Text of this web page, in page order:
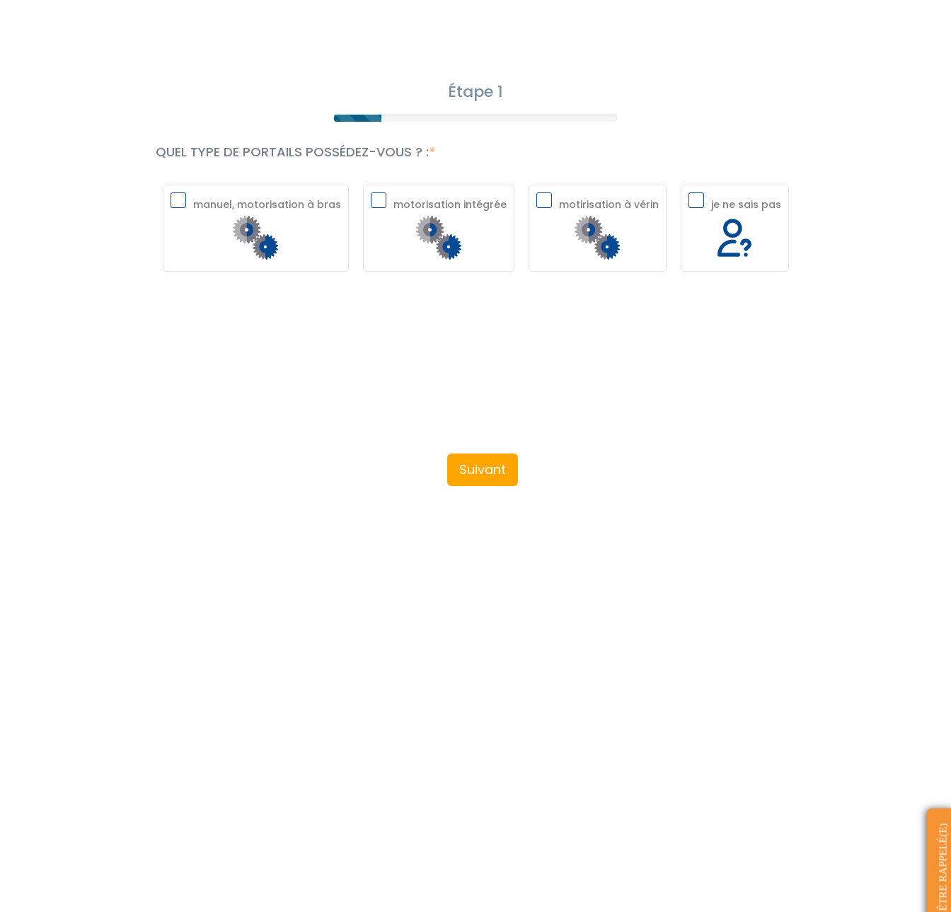
Étape 1
QUEL TYPE DE PORTAILS POSSÉDEZ-VOUS ? :
manuel, motorisation à bras motorisation intégrée motirisation à vérin je ne sais pas
Suivant
ÊTRE RAPPELÉ(E)